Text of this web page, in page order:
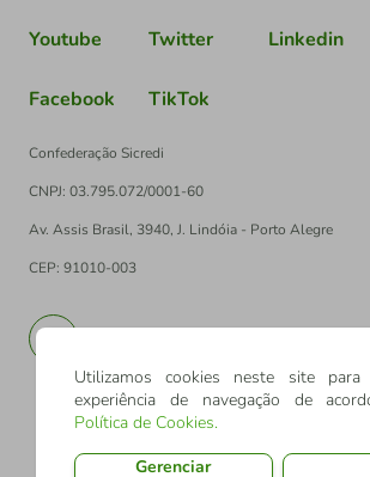
Youtube Twitter Linkedin
Facebook TikTok
Confederação Sicredi
CNPJ: 03.795.072/0001-60
Av. Assis Brasil, 3940, J. Lindóia - Porto Alegre
CEP: 91010-003
Utilizamos cookies neste site para
experiência de navegação de
Política de Cookies.
Gerenciar